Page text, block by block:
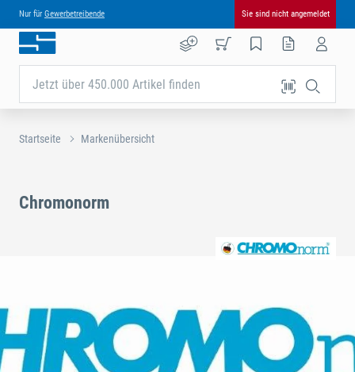
Nur für Gewerbetreibende Sie sind nicht angemeldet
Jetzt über 450.000 Artikel finden
Startseite Markenübersicht
Chromonorm